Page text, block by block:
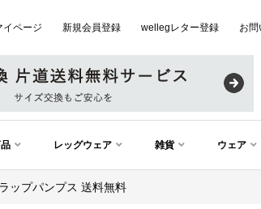
イページ 新規会員登録 wellegレター登録 お
レッグウェア 雑貨 ウェア
ップパンプス 送料無料